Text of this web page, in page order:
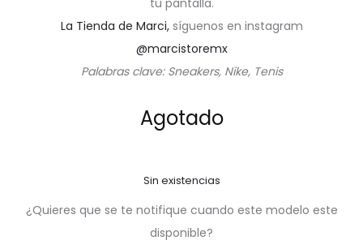
tu pantalla.
La Tienda de Marci, síguenos en instagram
@marcistoremx
Palabras clave: Sneakers, Nike, Tenis
Agotado
Sin existencias
¿Quieres que se te notifique cuando este modelo este
disponible?